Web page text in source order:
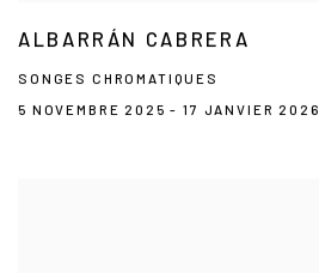
ALBARRÁN CABRERA
SONGES CHROMATIQUES
5 NOVEMBRE 2025 - 17 JANVIER 2026